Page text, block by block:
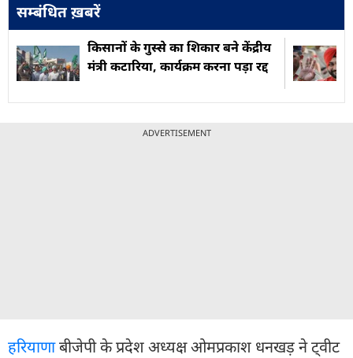
सम्बंधित ख़बरें
किसानों के गुस्से का श‍िकार बने केंद्रीय
मंत्री कटारिया, कार्यक्रम करना पड़ा रद्द
ADVERTISEMENT
हरियाणाबीजेपी के प्रदेश अध्यक्ष ओमप्रकाश धनखड़ ने ट्वीट